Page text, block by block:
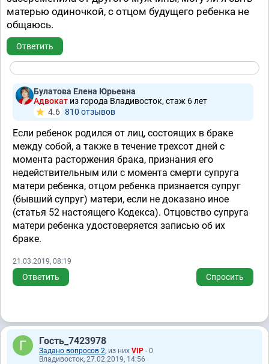
матерью одиночкой, с отцом будущего ребенка не
общаюсь.
Ответить
Булатова Елена Юрьевна
Адвокат из города Владивосток, стаж 6 лет
4.6 810 отзывов
Если ребенок родился от лиц, состоящих в браке
между собой, а также в течение трехсот дней с
момента расторжения брака, признания его
недействительным или с момента смерти супруга
матери ребенка, отцом ребенка признается супруг
(бывший супруг) матери, если не доказано иное
(статья 52 настоящего Кодекса). Отцовство супруга
матери ребенка удостоверяется записью об их
браке.
21.03.2019, 08:19
Ответить Спросить
Гость_7423978
Задано вопросов 2, из них VIP - 0
Владивосток, 27.02.2019, 14:56